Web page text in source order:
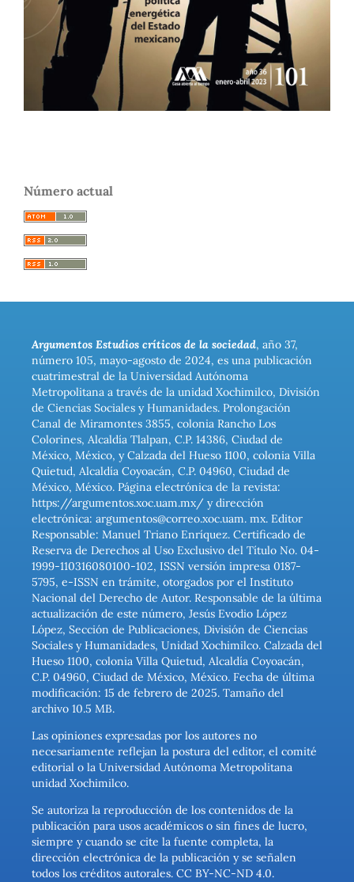
Número actual
Argumentos Estudios críticos de la sociedad, año 37,
número 105, mayo-agosto de 2024, es una publicación
cuatrimestral de la Universidad Autónoma
Metropolitana a través de la unidad Xochimilco, División
de Ciencias Sociales y Humanidades. Prolongación
Canal de Miramontes 3855, colonia Rancho Los
Colorines, Alcaldía Tlalpan, C.P. 14386, Ciudad de
México, México, y Calzada del Hueso 1100, colonia Villa
Quietud, Alcaldía Coyoacán, C.P. 04960, Ciudad de
México, México. Página electrónica de la revista:
https://argumentos.xoc.uam.mx/ y dirección
electrónica: argumentos@correo.xoc.uam. mx. Editor
Responsable: Manuel Triano Enríquez. Certificado de
Reserva de Derechos al Uso Exclusivo del Título No. 04-
1999-110316080100-102, ISSN versión impresa 0187-
5795, e-ISSN en trámite, otorgados por el Instituto
Nacional del Derecho de Autor. Responsable de la última
actualización de este número, Jesús Evodio López
López, Sección de Publicaciones, División de Ciencias
Sociales y Humanidades, Unidad Xochimilco. Calzada del
Hueso 1100, colonia Villa Quietud, Alcaldía Coyoacán,
C.P. 04960, Ciudad de México, México. Fecha de última
modificación: 15 de febrero de 2025. Tamaño del
archivo 10.5 MB.
Las opiniones expresadas por los autores no
necesariamente reflejan la postura del editor, el comité
editorial o la Universidad Autónoma Metropolitana
unidad Xochimilco.
Se autoriza la reproducción de los contenidos de la
publicación para usos académicos o sin fines de lucro,
siempre y cuando se cite la fuente completa, la
dirección electrónica de la publicación y se señalen
todos los créditos autorales. CC BY-NC-ND 4.0.